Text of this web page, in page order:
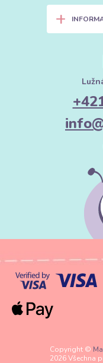
+
Copyright ©
2026 Všechna